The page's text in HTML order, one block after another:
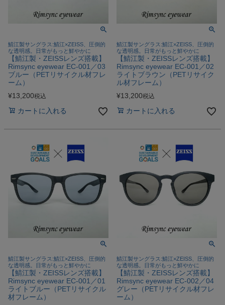
鯖江製サングラス:鯖江×ZEISS、圧倒的
な透明感。日常がもっと鮮やかに
【鯖江製・ZEISSレンズ搭載】
Rimsync eyewear EC-001／03
ブルー（PETリサイクル材フレ
ーム）
¥13,200税込
カートに入れる
鯖江製サングラス:鯖江×ZEISS、圧倒的
な透明感。日常がもっと鮮やかに
【鯖江製・ZEISSレンズ搭載】
Rimsync eyewear EC-001／02
ライトブラウン（PETリサイク
ル材フレーム）
¥13,200税込
カートに入れる
鯖江製サングラス:鯖江×ZEISS、圧倒的
な透明感。日常がもっと鮮やかに
【鯖江製・ZEISSレンズ搭載】
Rimsync eyewear EC-001／01
ライトブルー（PETリサイクル
材フレーム）
鯖江製サングラス:鯖江×ZEISS、圧倒的
な透明感。日常がもっと鮮やかに
【鯖江製・ZEISSレンズ搭載】
Rimsync eyewear EC-002／04
グレー（PETリサイクル材フレ
ーム）